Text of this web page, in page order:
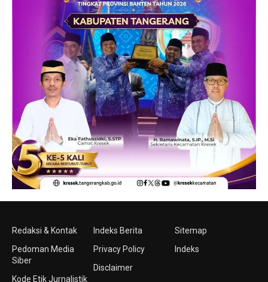
Redaksi & Kontak
Pedoman Media
Siber
Kode Etik Jurnalistik
Indeks Berita
Privacy Policy
Disclaimer
Sitemap
Indeks